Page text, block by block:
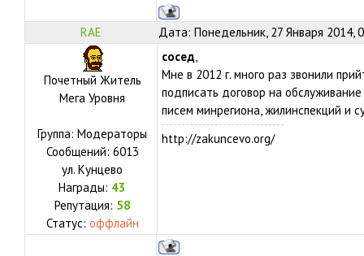
RAE Дата: Понедельник, 27 Января 2014,
Почетный Житель
Мега Уровня
Группа: Модераторы
Сообщений: 6013
ул. Кунцево
Награды: 43
Репутация: 58
Статус: оффлайн
сосед,
Мне в 2012 г. много раз звонили
подписать договор на
писем минрегиона, жилинспекций и
http://zakuncevo.org/